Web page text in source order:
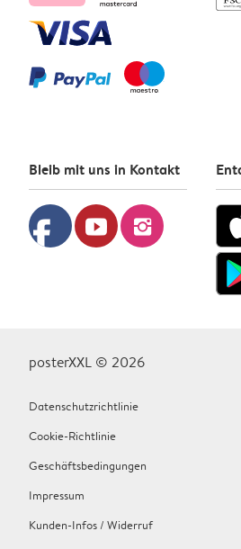
Bleib mit uns in Kontakt
facebook youtube instagram
posterXXL © 2026
Datenschutzrichtlinie
Cookie-Richtlinie
Geschäftsbedingungen
Impressum
Kunden-Infos / Widerruf